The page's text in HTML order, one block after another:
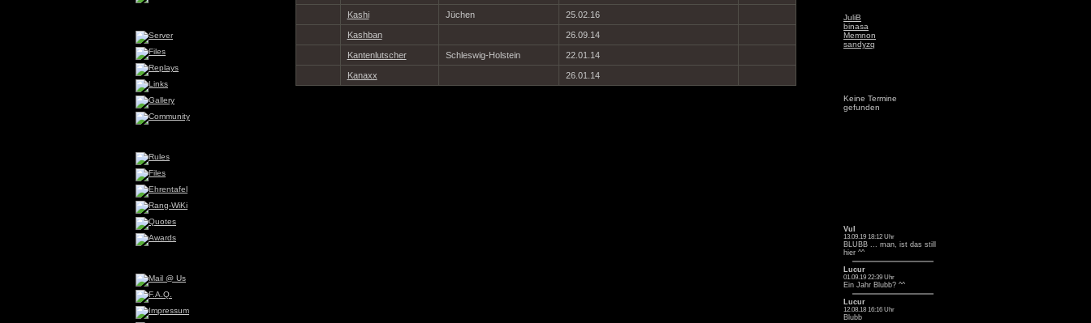
Kashi Jüchen 25.02.16
Kashban 26.09.14
Kantenlutscher Schleswig-Holstein 22.01.14
Kanaxx 26.01.14
JuliB
binasa
Memnon
sandyzq
Keine Termine
gefunden
Vul
13.09.19 18:12 Uhr
BLUBB ... man, ist das still
hier ^^
Lucur
01.09.19 22:39 Uhr
Ein Jahr Blubb? ^^
Lucur
12.08.18 16:16 Uhr
Blubb